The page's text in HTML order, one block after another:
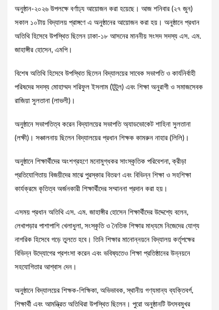
অনুষ্ঠান-২০২৬ উপলক্ষে বর্ণাঢ্য আয়োজন করা হয়েছে। আজ শনিবার (২৭ জুন)
সকাল ১০টায় বিদ্যালয় প্রাঙ্গণে এ অনুষ্ঠানের আয়োজন করা হয়। অনুষ্ঠানে প্রধান
অতিথি হিসেবে উপস্থিত ছিলেন ঢাকা-১৮ আসনের মাননীয় সংসদ সদস্য এস. এম.
জাহাঙ্গীর হোসেন, এমপি।
বিশেষ অতিথি হিসেবে উপস্থিত ছিলেন বিদ্যালয়ের সাবেক সভাপতি ও কার্যনির্বাহী
পরিষদের সদস্য মোহাম্মদ শরিফুল ইসলাম (টুটুল) এবং শিক্ষা অনুরাগী ও সমাজসেবক
রাজিয়া সুলতানা (লাভলী)।
অনুষ্ঠানে সভাপতিত্ব করেন বিদ্যালয়ের সভাপতি অ্যাডভোকেট শাহিনা সুলতানা
(লক্ষী)। সঞ্চালনায় ছিলেন বিদ্যালয়ের প্রধান শিক্ষক কামরুন নাহার (লিলি)।
অনুষ্ঠানে শিক্ষার্থীদের অংশগ্রহণে মনোমুগ্ধকর সাংস্কৃতিক পরিবেশনা, ক্রীড়া
প্রতিযোগিতায় বিজয়ীদের মাঝে পুরস্কার বিতরণ এবং বিভিন্ন শিক্ষা ও সহশিক্ষা
কার্যক্রমে কৃতিত্ব অর্জনকারী শিক্ষার্থীদের সম্মাননা প্রদান করা হয়।
এসময় প্রধান অতিথি এস. এম. জাহাঙ্গীর হোসেন শিক্ষার্থীদের উদ্দেশ্যে বলেন,
লেখাপড়ার পাশাপাশি খেলাধুলা, সংস্কৃতি ও নৈতিক শিক্ষার মাধ্যমে নিজেদের যোগ্য
নাগরিক হিসেবে গড়ে তুলতে হবে। তিনি শিক্ষার মানোন্নয়নে বিদ্যালয় কর্তৃপক্ষের
বিভিন্ন উদ্যোগের প্রশংসা করেন এবং ভবিষ্যতেও শিক্ষা প্রতিষ্ঠানের উন্নয়নে
সহযোগিতার আশ্বাস দেন।
অনুষ্ঠানে বিদ্যালয়ের শিক্ষক-শিক্ষিকা, অভিভাবক, স্থানীয় গণ্যমান্য ব্যক্তিবর্গ,
শিক্ষার্থী এবং আমন্ত্রিত অতিথিরা উপস্থিত ছিলেন। পুরো অনুষ্ঠানটি উৎসবমুখর